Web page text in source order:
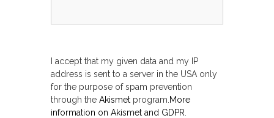
e
l
I accept that my given data and my IP
address is sent to a server in the USA only
for the purpose of spam prevention
through theAkismet program. More
information on Akismet and GDPR